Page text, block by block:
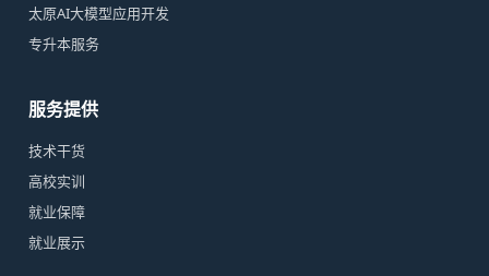
太原AI大模型应用开发
专升本服务
服务提供
技术干货
高校实训
就业保障
就业展示